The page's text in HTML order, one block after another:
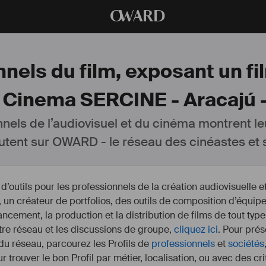
OWARD
du film, exposant un
SERCINE - Aracajú
de l’audiovisuel et du cinéma montrent
sur OWARD - le réseau des cinéastes et
pour les professionnels de la création audiovisuelle
créateur de portfolios, des outils de composition
la production et la distribution de films de tout
réseau et les discussions de groupe, cliquez ici. Pour
réseau, parcourez les Profils de professionnelsetsociétés
trouver le bon Profil par métier, localisation, ou avec des